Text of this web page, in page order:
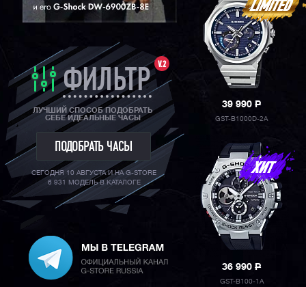
V.2
ФИЛЬТР
ЛУЧШИЙ СПОСОБ ПОДОБРАТЬ
СЕБЕ ИДЕАЛЬНЫЕ ЧАСЫ
ПОДОБРАТЬ ЧАСЫ
СЕГОДНЯ 10 АВГУСТА И НА G-STORE
6 931 МОДЕЛЬ В КАТАЛОГЕ
39 990P
GST-B1000D-2A
36 990P
GST-B100-1A